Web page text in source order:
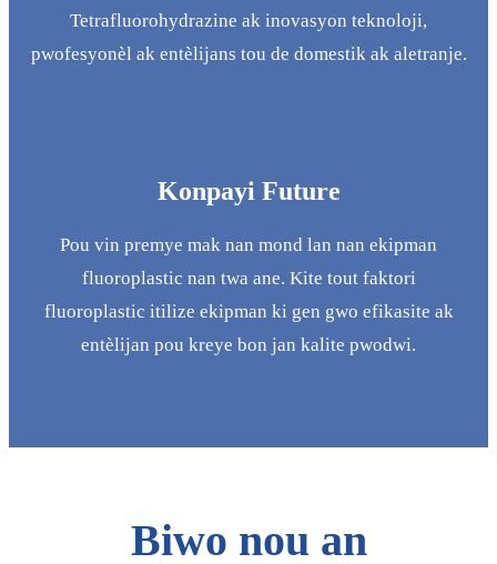
Tetrafluorohydrazine ak inovasyon teknoloji,
pwofesyonèl ak entèlijans tou de domestik ak aletranje.
Konpayi Future
Pou vin premye mak nan mond lan nan ekipman
fluoroplastic nan twa ane. Kite tout faktori
fluoroplastic itilize ekipman ki gen gwo efikasite ak
entèlijan pou kreye bon jan kalite pwodwi.
Biwo nou an